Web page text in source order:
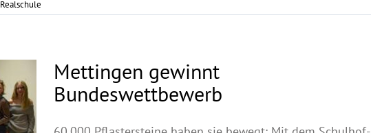
Realschule
Mettingen gewinnt
Bundeswettbewerb